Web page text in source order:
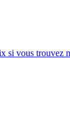
si vous trouvez